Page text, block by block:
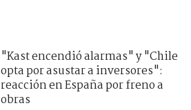
"Kast encendió alarmas" y "Chile
opta por asustar a inversores":
reacción en España por freno a
obras